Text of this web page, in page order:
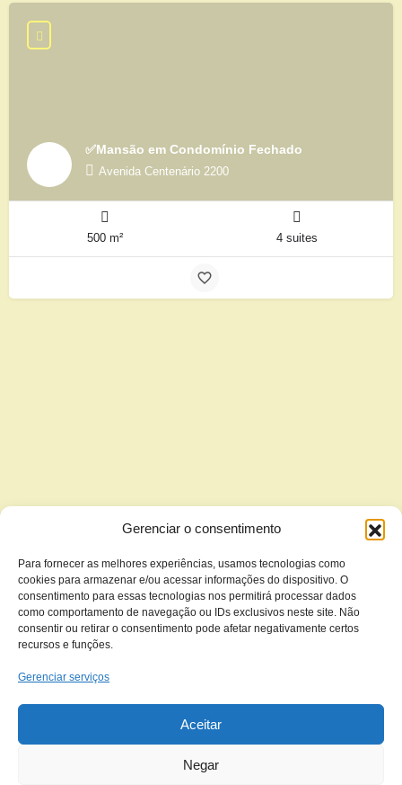
Gerenciar o consentimento
Para fornecer as melhores experiências, usamos tecnologias como
cookies para armazenar e/ou acessar informações do dispositivo. O
consentimento para essas tecnologias nos permitirá processar dados
como comportamento de navegação ou IDs exclusivos neste site. Não
consentir ou retirar o consentimento pode afetar negativamente certos
recursos e funções.
Gerenciar serviços
Aceitar
Negar
✅Mansão em Condomínio Fechado
Avenida Centenário 2200
500 m² 4 suites